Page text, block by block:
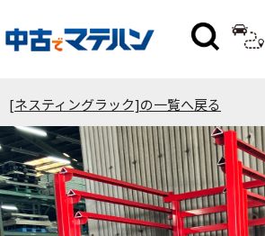
[ネスティングラック]の一覧へ戻る